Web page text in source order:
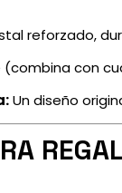
reforzado,
con
Un diseño